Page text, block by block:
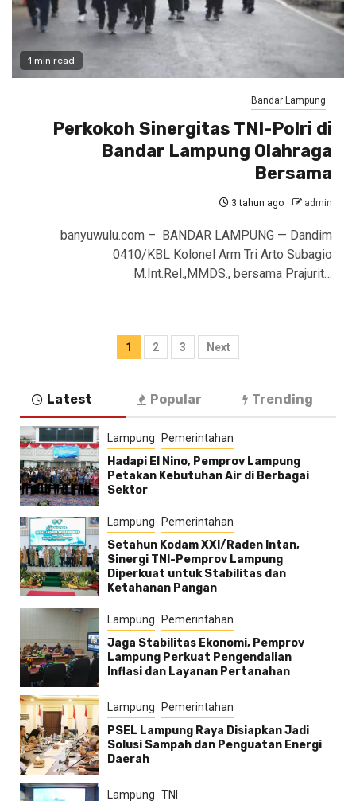
1 min read
Bandar Lampung
Perkokoh Sinergitas TNI-Polri di
Bandar Lampung Olahraga
Bersama
3 tahun ago admin
banyuwulu.com – BANDAR LAMPUNG — Dandim
0410/KBL Kolonel Arm Tri Arto Subagio
M.Int.Rel.,MMDS., bersama Prajurit…
Paginasi
1 2 3 Next
Latest Popular Trending
Lampung Pemerintahan
Hadapi El Nino, Pemprov Lampung
Petakan Kebutuhan Air di Berbagai
Sektor
Lampung Pemerintahan
Setahun Kodam XXI/Raden Intan,
Sinergi TNI-Pemprov Lampung
Diperkuat untuk Stabilitas dan
Ketahanan Pangan
Lampung Pemerintahan
Jaga Stabilitas Ekonomi, Pemprov
Lampung Perkuat Pengendalian
Inflasi dan Layanan Pertanahan
Lampung Pemerintahan
PSEL Lampung Raya Disiapkan Jadi
Solusi Sampah dan Penguatan Energi
Daerah
Lampung TNI